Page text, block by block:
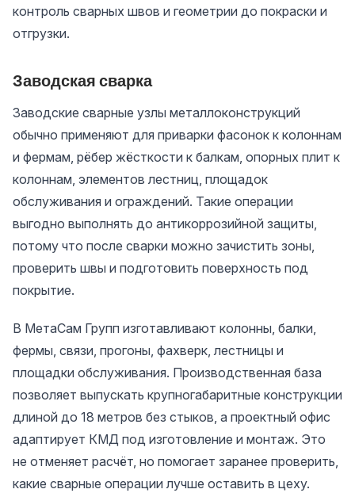
контроль сварных швов и геометрии до покраски и
отгрузки.
Заводская сварка
Заводские сварные узлы металлоконструкций
обычно применяют для приварки фасонок к колоннам
и фермам, рёбер жёсткости к балкам, опорных плит к
колоннам, элементов лестниц, площадок
обслуживания и ограждений. Такие операции
выгодно выполнять до антикоррозийной защиты,
потому что после сварки можно зачистить зоны,
проверить швы и подготовить поверхность под
покрытие.
В МетаСам Групп изготавливают колонны, балки,
фермы, связи, прогоны, фахверк, лестницы и
площадки обслуживания. Производственная база
позволяет выпускать крупногабаритные конструкции
длиной до 18 метров без стыков, а проектный офис
адаптирует КМД под изготовление и монтаж. Это
не отменяет расчёт, но помогает заранее проверить,
какие сварные операции лучше оставить в цеху.